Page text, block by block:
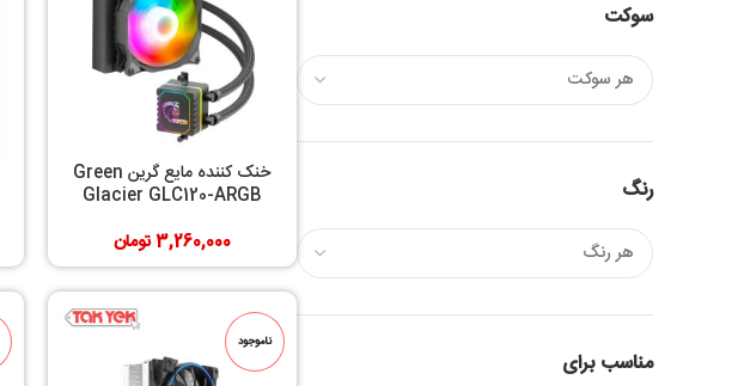
سوکت
رنگ
مناسب برای
خنک کننده مایع گرین Green
Glacier GLC120-ARGB
3,260,000تومان
ناموجود